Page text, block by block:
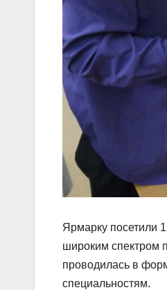
Ярмарку посетили
широким спектром
проводилась в
специальностям.